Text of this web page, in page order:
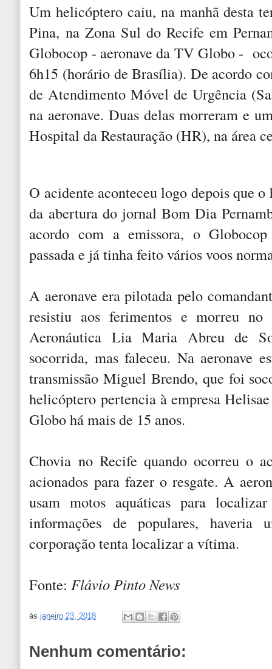
Um helicóptero caiu, na manhã desta
Pina, na Zona Sul do Recife em
Globocop - aeronave da TV Globo -
6h15 (horário de Brasília). De acordo
de Atendimento Móvel de Urgência
na aeronave. Duas delas morreram e
Hospital da Restauração (HR), na área
O acidente aconteceu logo depois que
da abertura do jornal Bom Dia
acordo com a emissora, o
passada e já tinha feito vários voos
A aeronave era pilotada pelo
resistiu aos ferimentos e morreu
Aeronáutica Lia Maria Abreu de
socorrida, mas faleceu. Na aeronave
transmissão Miguel Brendo, que foi
helicóptero pertencia à empresa
Globo há mais de 15 anos.
Chovia no Recife quando ocorreu o
acionados para fazer o resgate. A
usam motos aquáticas para
informações de populares,
corporação tenta localizar a vítima.
Fonte: Flávio Pinto News
àsjaneiro 23, 2018
Nenhum comentário: